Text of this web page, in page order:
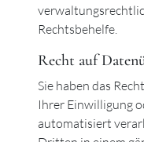
Rechtsbehelfe.
Recht auf
Sie haben das
Ihrer Einwilligung
automatisiert